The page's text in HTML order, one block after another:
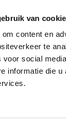
van
content en
te
social
informatie die